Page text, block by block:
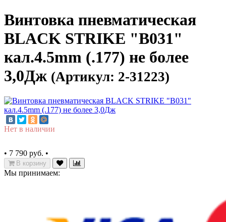
Винтовка пневматическая
BLACK STRIKE "B031"
кал.4.5mm (.177) не более
3,0Дж (Артикул: 2-31223)
Нет в наличии
• 7 790 руб. •
В корзину
Мы принимаем: